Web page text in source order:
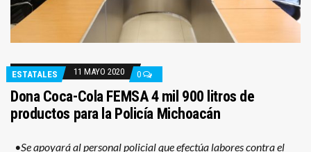
ESTATALES 11 MAYO 2020 0
Dona Coca-Cola FEMSA 4 mil 900 litros de
productos para la Policía Michoacán
•Se apoyará al personal policial que efectúa labores contra el